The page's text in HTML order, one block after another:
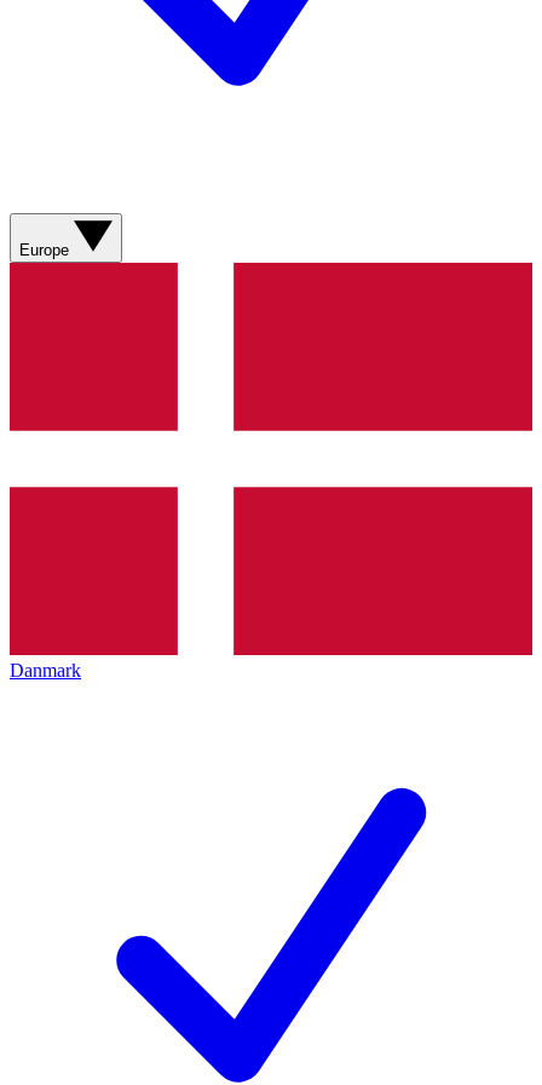
Europe
Danmark